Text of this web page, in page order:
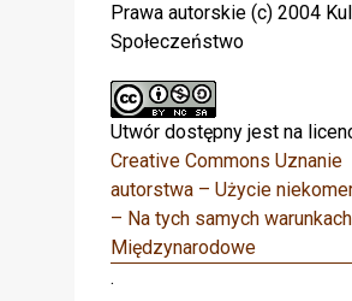
Prawa autorskie (c) 2004
Społeczeństwo
Utwór dostępny jest na
Creative Commons Uznanie
autorstwa – Użycie
– Na tych samych
Międzynarodowe
.